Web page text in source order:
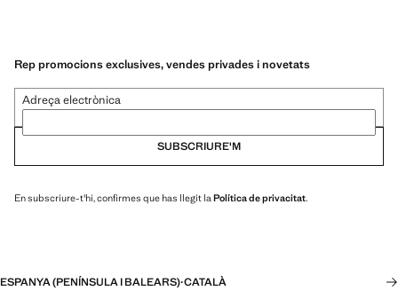
Rep promocions exclusives, vendes privades i novetats
Adreça electrònica
SUBSCRIURE'M
En subscriure-t'hi, confirmes que has llegit laPolítica de privacitat.
ESPANYA (PENÍNSULA I BALEARS)·CATALÀ